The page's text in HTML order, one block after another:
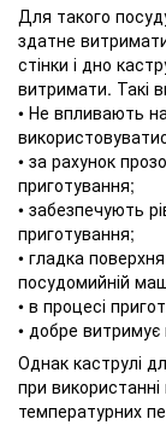
Для такого
здатне
стінки і дно
витримати. Такі
• Не впливають
• за рахунок
приготування;
• забезпечують
приготування;
• гладка
посудомийній
• в процесі
• добре витримує
Однак каструлі
при використанні
температурних